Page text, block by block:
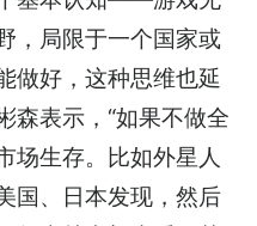
，局限于一个国家或
做好，这种思维也延
森表示，“如果不做全
场生存。比如外星人
国、日本发现，然后